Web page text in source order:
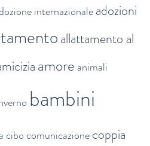
internazionaleadozioni
allattamento al
amore animali
bambini
cibocomunicazionecoppia